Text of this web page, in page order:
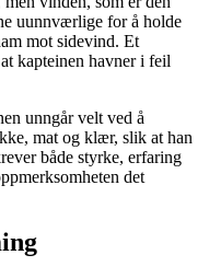
uunnværlige for å holde
mot sidevind. Et
kapteinen havner i feil
unngår velt ved å
mat og klær, slik at han
både styrke, erfaring
det